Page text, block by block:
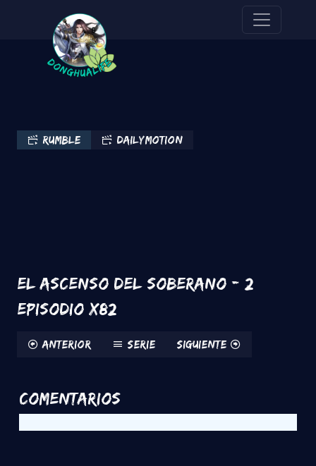
Rumble Dailymotion
El ascenso del soberano - 2
Episodio x82
Anterior Serie Siguiente
Comentarios